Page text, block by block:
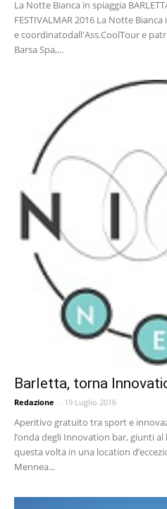
La Notte Bianca in spiaggia
FESTIVALMAR 2016 La Notte
e coordinatodall'Ass.CoolTour e
Barsa Spa,...
Barletta, torna
Redazione - 19 Luglio 2016
Aperitivo gratuito tra sport e
l’onda degli Innovation bar, giunti
questa volta in una location
Mennea...